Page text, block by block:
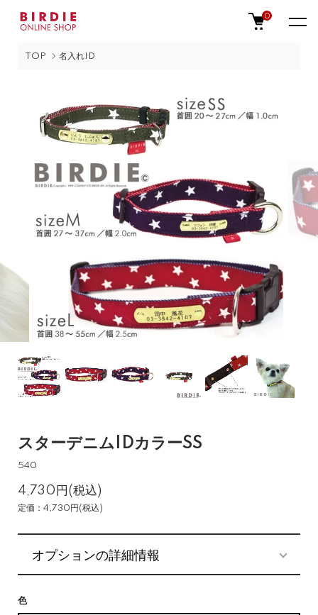
0
TOP 名入れID
スターデニムIDカラーSS
540
4,730円(税込)
定価：4,730円(税込)
オプションの詳細情報
色